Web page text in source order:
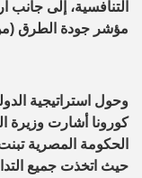
مؤشر جودة الطرق (من
وحول استراتيجية
كورونا أشارت وزيرة
الحكومة المصرية
حيث اتخذت جميع